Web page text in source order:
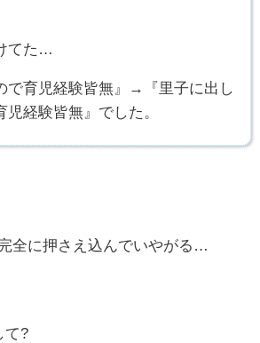
てた…
で育児経験皆無』→『里子に出し
経験皆無』でした。
全に押さえ込んでいやがる…
て?